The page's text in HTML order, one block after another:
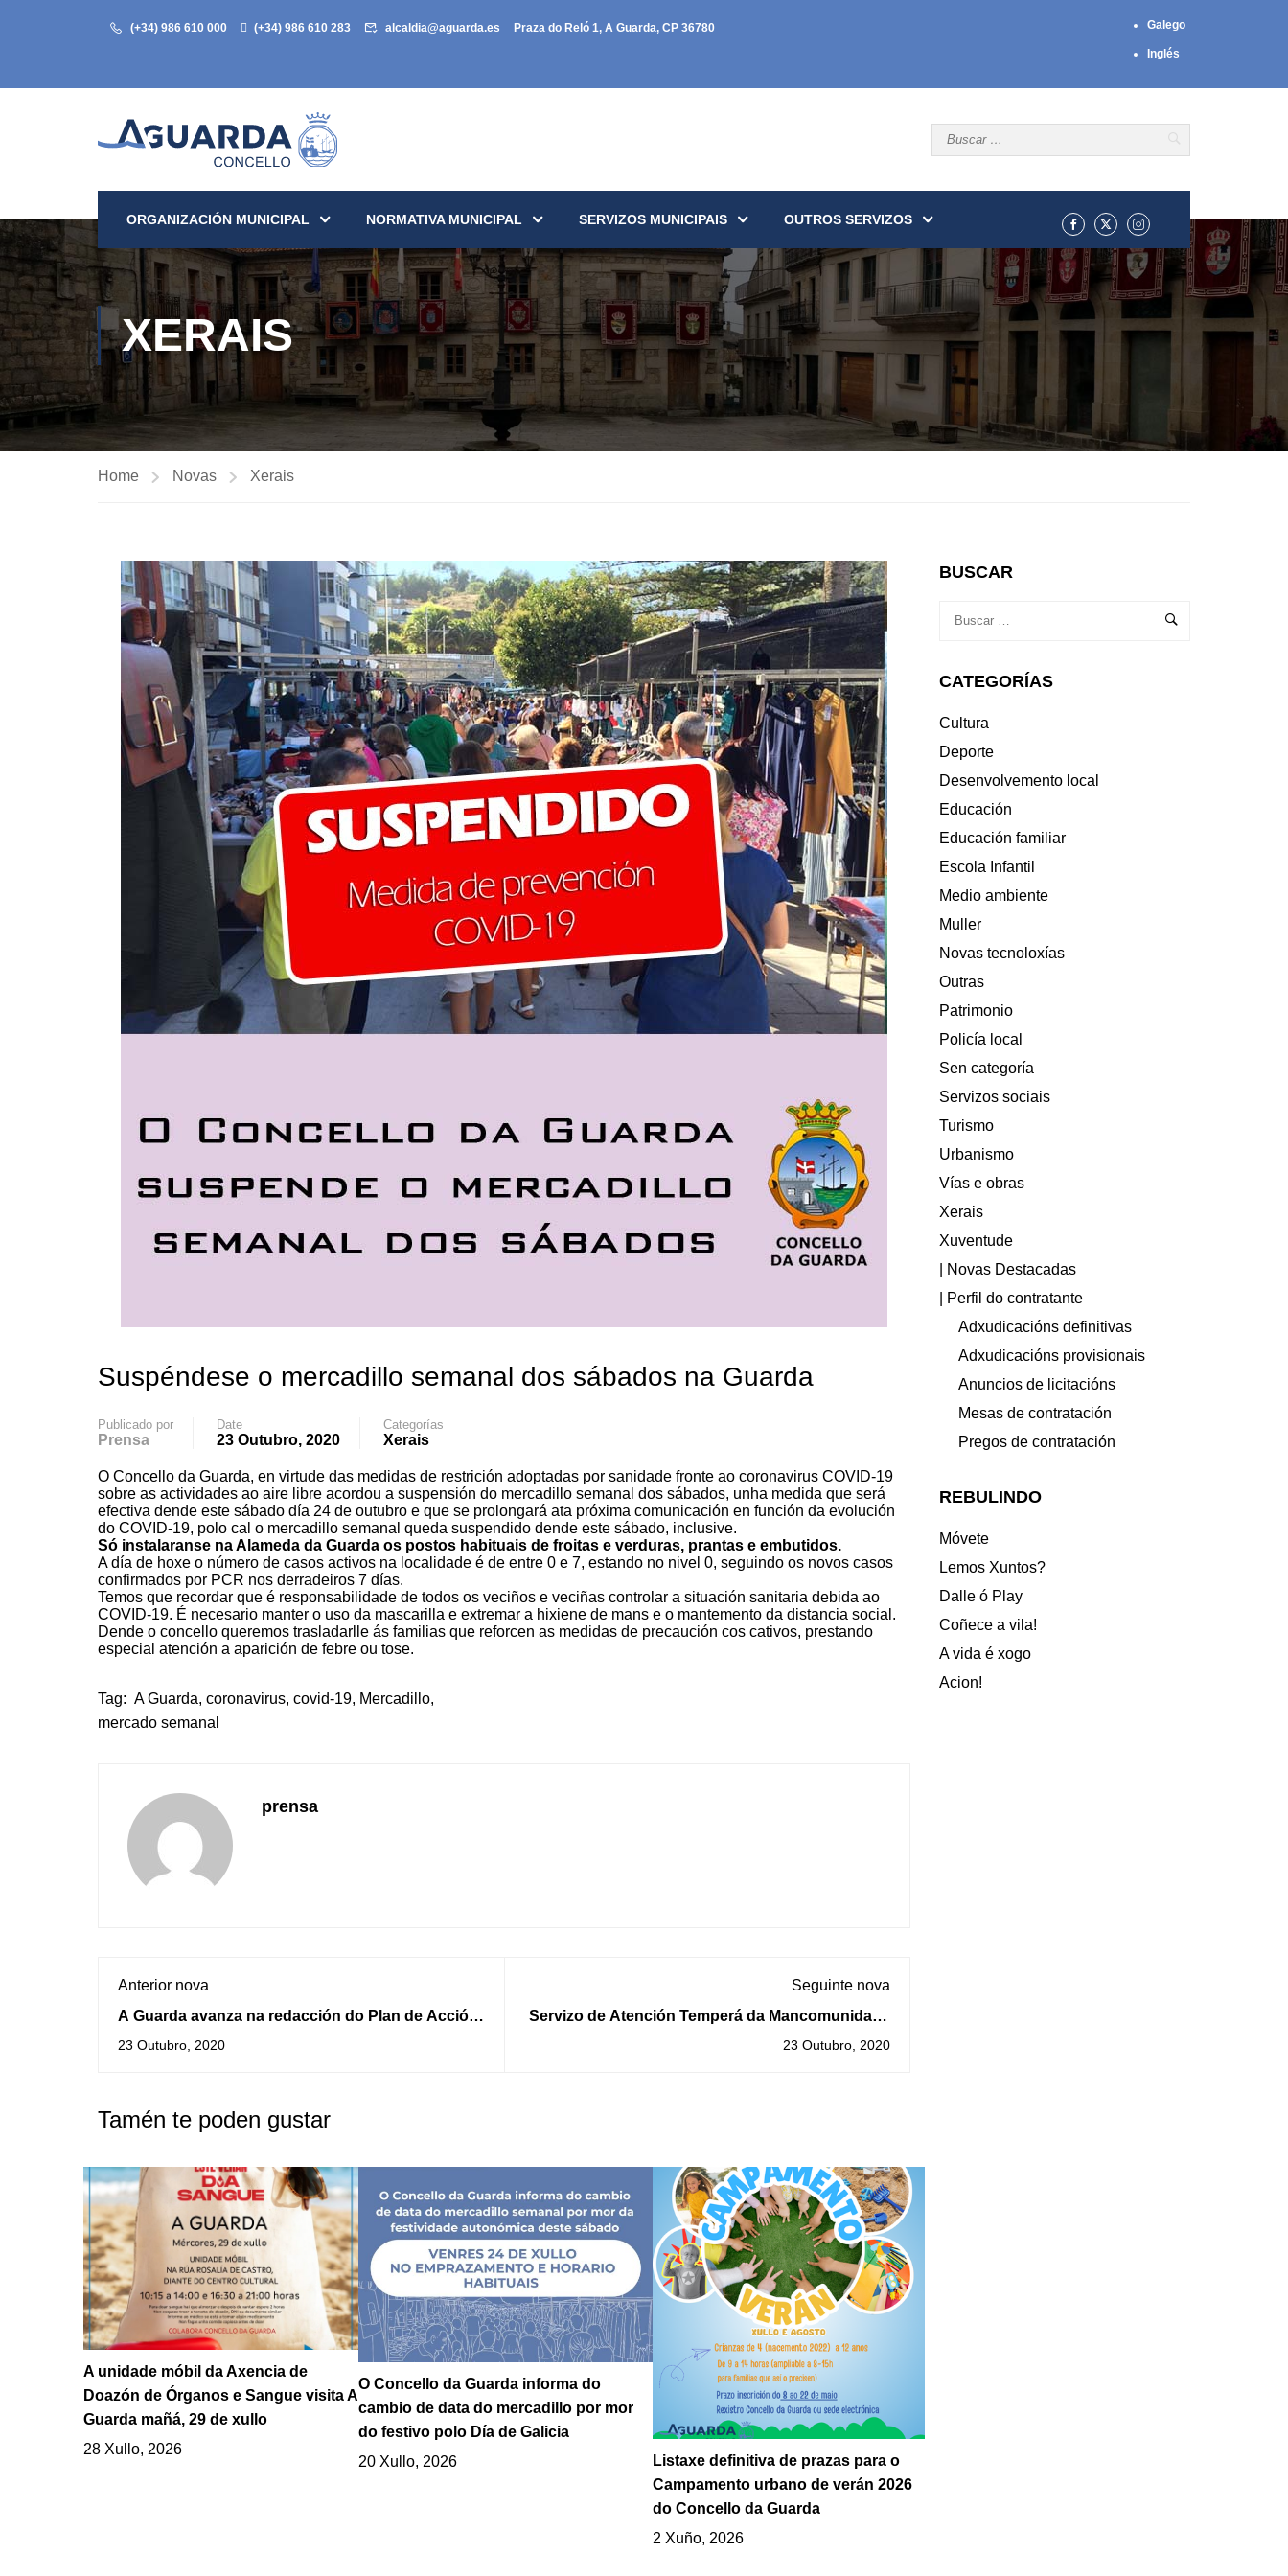
(+34) 986 610 000 (+34) 986 610 283 alcaldia@aguarda.es Praza do Reló 1, A Guarda, CP 36780 Galego
Inglés
ORGANIZACIÓN MUNICIPAL NORMATIVA MUNICIPAL SERVIZOS MUNICIPAIS OUTROS SERVIZOS
XERAIS
Home Novas Xerais
Suspéndese o mercadillo semanal dos sábados na Guarda
Publicado por
Prensa
Date
23 Outubro, 2020
Categorías
Xerais
O Concello da Guarda, en virtude das medidas de restrición adoptadas por sanidade fronte ao coronavirus COVID-19
sobre as actividades ao aire libre acordou a suspensión do mercadillo semanal dos sábados, unha medida que será
efectiva dende este sábado día 24 de outubro e que se prolongará ata próxima comunicación en función da evolución
do COVID-19, polo cal o mercadillo semanal queda suspendido dende este sábado, inclusive.
Só instalaranse na Alameda da Guarda os postos habituais de froitas e verduras, prantas e embutidos.
A día de hoxe o número de casos activos na localidade é de entre 0 e 7, estando no nivel 0, seguindo os novos casos
confirmados por PCR nos derradeiros 7 días.
Temos que recordar que é responsabilidade de todos os veciños e veciñas controlar a situación sanitaria debida ao
COVID-19. É necesario manter o uso da mascarilla e extremar a hixiene de mans e o mantemento da distancia social.
Dende o concello queremos trasladarlle ás familias que reforcen as medidas de precaución cos cativos, prestando
especial atención a aparición de febre ou tose.
Tag: A Guarda, coronavirus, covid-19, Mercadillo,
mercado semanal
prensa
Anterior nova
A Guarda avanza na redacción do Plan de Acción
polo Clima e a Enerxía Sostibles
23 Outubro, 2020
Seguinte nova
Servizo de Atención Temperá da Mancomunidade
do Baixo Miño
23 Outubro, 2020
Tamén te poden gustar
A unidade móbil da Axencia de
Doazón de Órganos e Sangue visita A
Guarda mañá, 29 de xullo
28 Xullo, 2026
O Concello da Guarda informa do
cambio de data do mercadillo por mor
do festivo polo Día de Galicia
20 Xullo, 2026
Listaxe definitiva de prazas para o
Campamento urbano de verán 2026
do Concello da Guarda
2 Xuño, 2026
BUSCAR
CATEGORÍAS
Cultura
Deporte
Desenvolvemento local
Educación
Educación familiar
Escola Infantil
Medio ambiente
Muller
Novas tecnoloxías
Outras
Patrimonio
Policía local
Sen categoría
Servizos sociais
Turismo
Urbanismo
Vías e obras
Xerais
Xuventude
| Novas Destacadas
| Perfil do contratante
Adxudicacións definitivas
Adxudicacións provisionais
Anuncios de licitacións
Mesas de contratación
Pregos de contratación
REBULINDO
Móvete
Lemos Xuntos?
Dalle ó Play
Coñece a vila!
A vida é xogo
Acion!